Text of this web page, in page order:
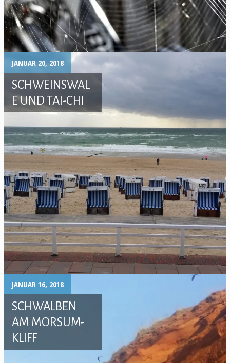
JANUAR 20, 2018
SCHWEINSWAL
E UND TAI-CHI
JANUAR 16, 2018
SCHWALBEN
AM MORSUM-
KLIFF